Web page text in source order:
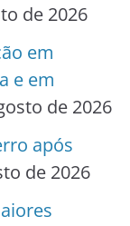
de 2026
em
e em
de 2026
após
de 2026